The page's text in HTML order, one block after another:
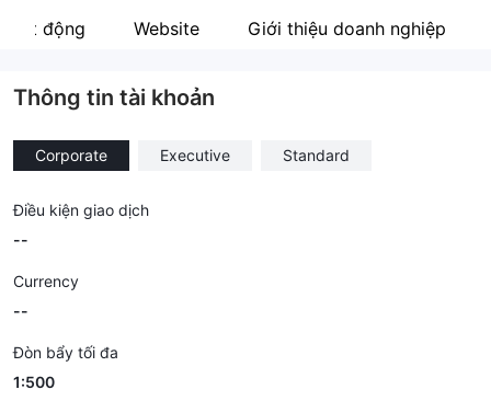
Tên công ty
động Website Giới thiệu doanh nghiệp
Thông tin tài khoản
Corporate Executive Standard
Điều kiện giao dịch
--
Currency
--
Đòn bẩy tối đa
1:500